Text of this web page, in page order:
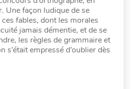
Une façon ludique de se
fables, dont les morales
jamais démentie, et de se
les règles de grammaire et
s’était empressé d’oublier dès